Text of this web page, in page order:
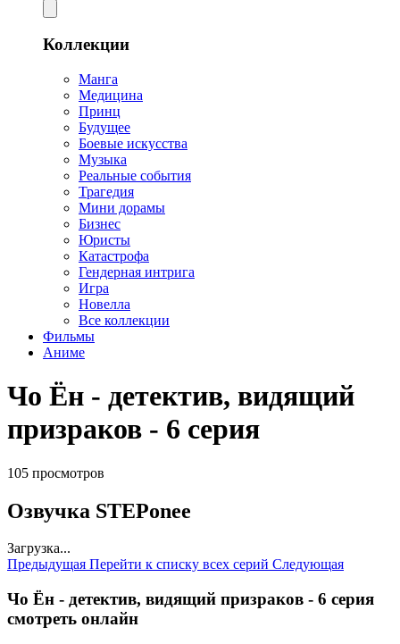
Коллекции
Манга
Медицина
Принц
Будущее
Боевые искусства
Музыка
Реальные события
Трагедия
Мини дорамы
Бизнес
Юристы
Катастрофа
Гендерная интрига
Игра
Новелла
Все коллекции
Фильмы
Аниме
Чо Ён - детектив, видящий
призраков - 6 серия
105 просмотров
Озвучка STEPonee
Загрузка...
Предыдущая Перейти к списку всех серий Следующая
Чо Ён - детектив, видящий призраков - 6 серия
смотреть онлайн